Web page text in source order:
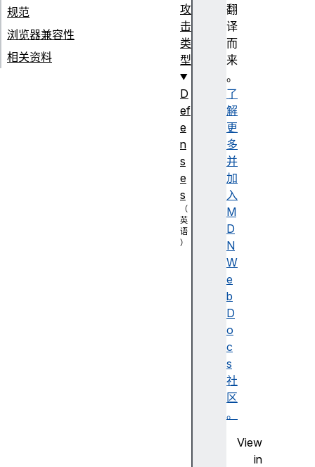
翻
译
而
来
。
了
解
更
多
并
加
入
M
D
N
W
e
b
D
o
c
s
社
区
。
View
in
规范
浏览器兼容性
相关资料
攻
击
类
型
D
ef
e
n
s
e
s